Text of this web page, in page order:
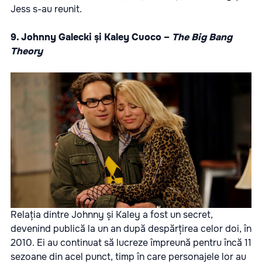
Jess s-au reunit.
9. Johnny Galecki și Kaley Cuoco – The Big Bang
Theory
Relația dintre Johnny și Kaley a fost un secret,
devenind publică la un an după despărțirea celor doi, în
2010. Ei au continuat să lucreze împreună pentru încă 11
sezoane din acel punct, timp în care personajele lor au